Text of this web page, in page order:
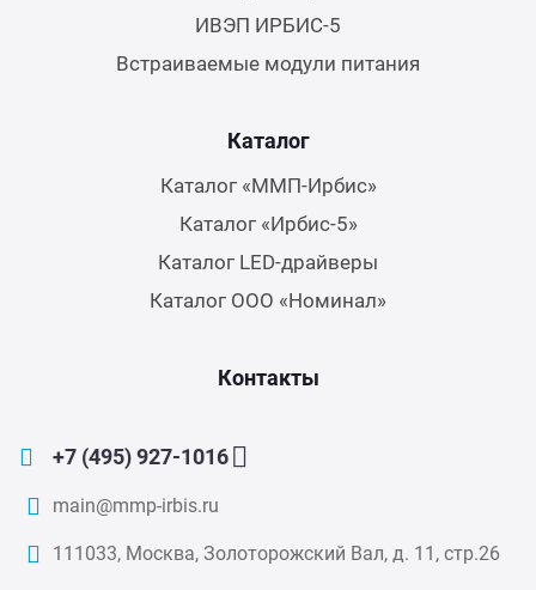
ИВЭП ИРБИС-5
Встраиваемые модули питания
Каталог
Каталог «ММП-Ирбис»
Каталог «Ирбис-5»
Каталог LED-драйверы
Каталог ООО «Номинал»
Контакты
+7 (495) 927-1016
main@mmp-irbis.ru
111033, Москва, Золоторожский Вал, д. 11, стр.26